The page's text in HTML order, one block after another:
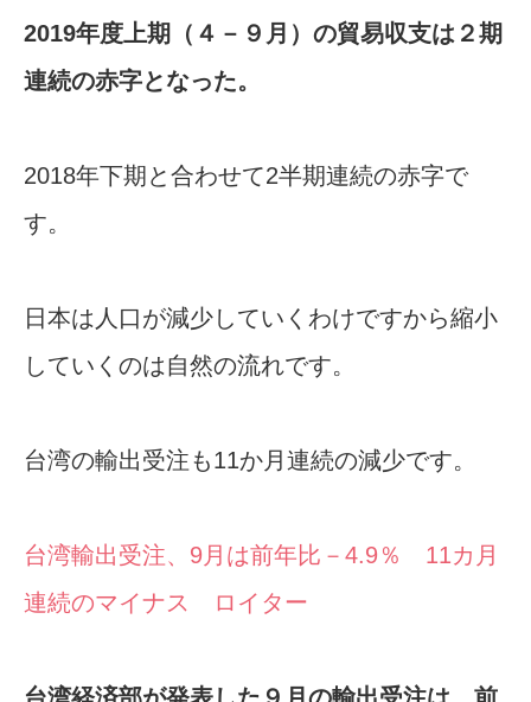
2019年度上期（４－９月）の貿易収支は２期
連続の赤字となった。
2018年下期と合わせて2半期連続の赤字で
す。
日本は人口が減少していくわけですから縮小
していくのは自然の流れです。
台湾の輸出受注も11か月連続の減少です。
台湾輸出受注、9月は前年比－4.9％ 11カ月
連続のマイナス ロイター